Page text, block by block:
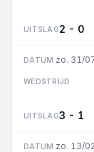
UITSLAG2 - 0
DATUM zo. 31/
WEDSTRIJD
UITSLAG3 - 1
DATUM zo. 13/